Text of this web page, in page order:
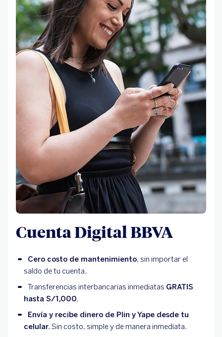
Cuenta Digital BBVA
Cero costo de mantenimiento, sin importar el
saldo de tu cuenta.
Transferencias interbancarias inmediatas GRATIS
hasta S/1,000.
Envía y recibe dinero de Plin y Yape desde tu
celular. Sin costo, simple y de manera inmediata.